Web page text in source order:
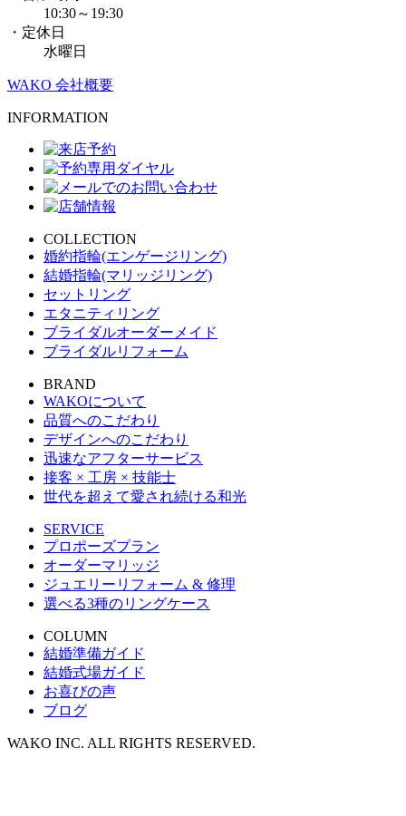
10:30～19:30
・定休日
水曜日
WAKO 会社概要
INFORMATION
COLLECTION
婚約指輪(エンゲージリング)
結婚指輪(マリッジリング)
セットリング
エタニティリング
ブライダルオーダーメイド
ブライダルリフォーム
BRAND
WAKOについて
品質へのこだわり
デザインへのこだわり
迅速なアフターサービス
接客 × 工房 × 技能士
世代を超えて愛され続ける和光
SERVICE
プロポーズプラン
オーダーマリッジ
ジュエリーリフォーム & 修理
選べる3種のリングケース
COLUMN
結婚準備ガイド
結婚式場ガイド
お喜びの声
ブログ
WAKO INC. ALL RIGHTS RESERVED.